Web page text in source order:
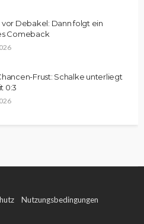
vor Debakel: Dann folgt ein
Comeback
Frust: Schalke unterliegt
0:3
Nutzungsbedingungen